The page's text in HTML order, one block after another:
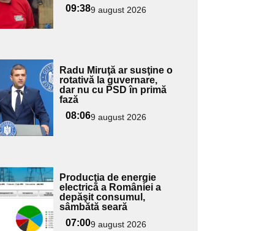
09:389 august 2026
textul
Radu Miruţă ar susţine o
rotativă la guvernare,
dar nu cu PSD în primă
fază
08:069 august 2026
textul
Producţia de energie
electrică a României a
depăşit consumul,
sâmbătă seară
07:009 august 2026